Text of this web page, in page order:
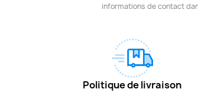
informations de contact
Politique de livraison